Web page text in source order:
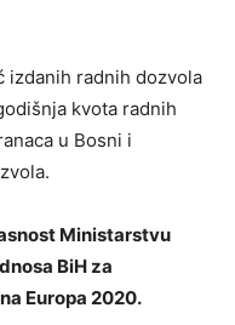
izdanih radnih dozvola
kvota radnih
u Bosni i
Ministarstvu
BiH za
Europa 2020.